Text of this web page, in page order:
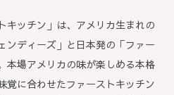
キッチン」は、アメリカ生まれの
ンディーズ」と日本発の「ファー
本場アメリカの味が楽しめる本格
覚に合わせたファーストキッチン